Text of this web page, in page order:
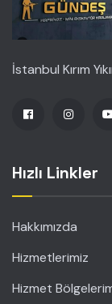
İstanbul Kırım
Hızlı Linkler
Hakkımızda
Hizmetlerimiz
Hizmet